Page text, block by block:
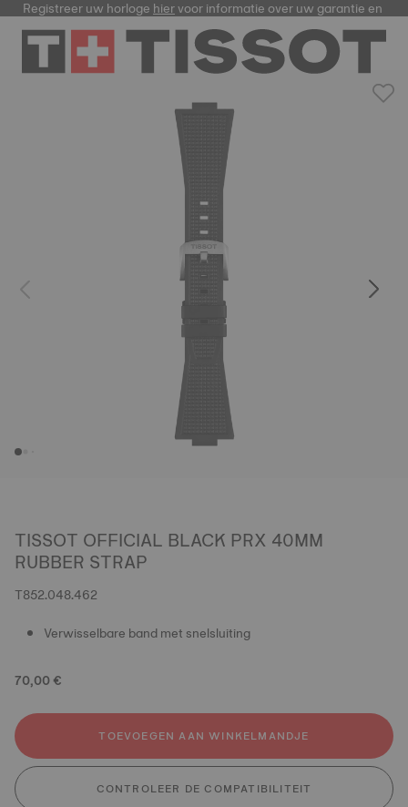
Registreer uw horlogehiervoor informatie over uw garantie en
TISSOT OFFICIAL BLACK PRX 40MM
RUBBER STRAP
T852.048.462
Verwisselbare band met snelsluiting
70,00 €
TOEVOEGEN AAN WINKELMANDJE
CONTROLEER DE COMPATIBILITEIT